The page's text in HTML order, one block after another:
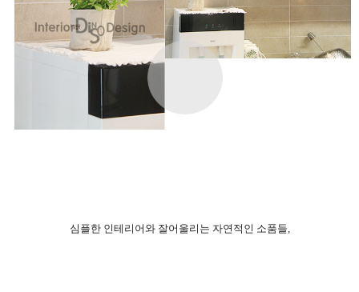
심플한 인테리어와 잘어울리는 자연적인 소품들,